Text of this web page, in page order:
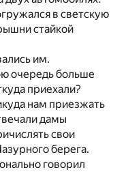
в светскую
стайкой
им.
очередь больше
приехали?
нам приезжать
дамы
свои
берега.
говорил